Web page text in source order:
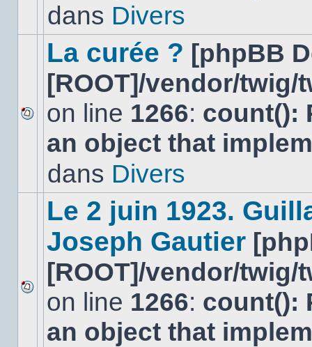
dans Divers
Aucun
nouveau
message
La curée ? [phpBB
[ROOT]/vendor/
on line 1266: count():
an object that
dans Divers
Aucun
nouveau
message
non-
Le 2 juin 1923.
Joseph Gautier
[ROOT]/vendor/
on line 1266: count():
an object that